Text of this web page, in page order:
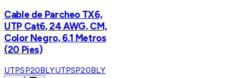
Cable de Parcheo TX6,
UTP Cat6, 24 AWG, CM,
Color Negro, 6.1 Metros
(20 Pies)
UTPSP20BLYUTPSP20BLY